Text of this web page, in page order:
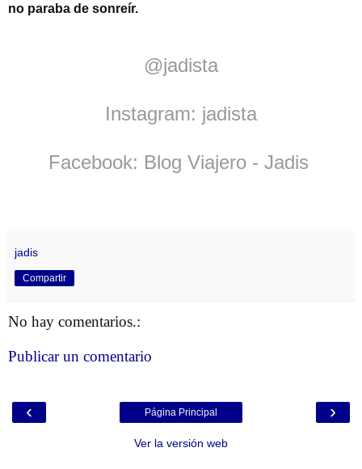
no paraba de sonreír.
@jadista
Instagram: jadista
Facebook: Blog Viajero - Jadis
jadis
Compartir
No hay comentarios.:
Publicar un comentario
‹ ›
Página Principal
Ver la versión web